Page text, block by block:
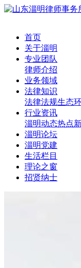
首页
关于淄明
专业团队
律师介绍
业务领域
法律知识
法律法规生态
行业资讯
淄明动态热点
淄明论坛
淄明党建
生活栏目
理论之窗
招贤纳士